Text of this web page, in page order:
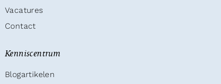
Vacatures
Contact
Kenniscentrum
Blogartikelen